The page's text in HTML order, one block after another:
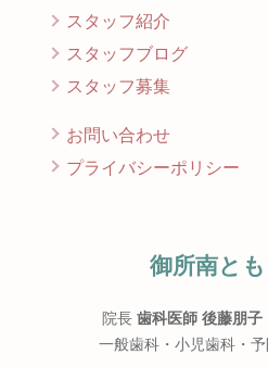
スタッフ紹介
スタッフブログ
スタッフ募集
お問い合わせ
プライバシーポリシー
御所南と
院長 歯科医師 後藤朋子
一般歯科・小児歯科・